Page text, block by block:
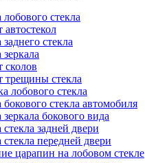
лобового стекла
автостекол
стекла
сколов
трещины стекла
лобового стекла
бокового стекла автомобиля
зеркала бокового вида
стекла задней двери
стекла передней двери
царапин на лобовом стекле